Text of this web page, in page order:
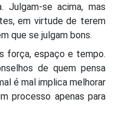
Julgam-se acima, mas
em virtude de terem
que se julgam bons.
força, espaço e tempo.
de quem pensa
é mal implica melhorar
processo apenas para